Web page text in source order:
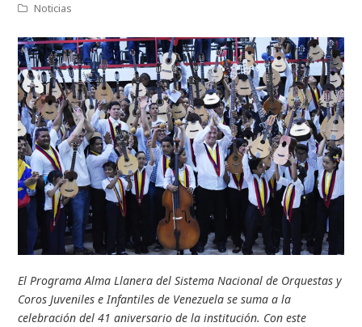
Noticias
El Programa Alma Llanera del Sistema Nacional de Orquestas y
Coros Juveniles e Infantiles de Venezuela se suma a la
celebración del 41 aniversario de la institución. Con este